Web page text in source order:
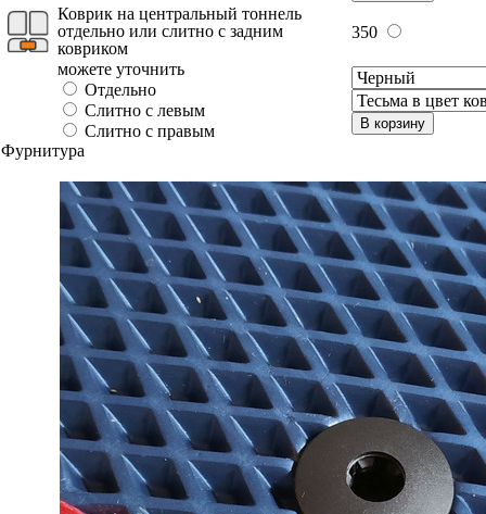
Коврик на центральный тоннель
отдельно или слитно с задним
ковриком
350
можете уточнить
Отдельно
Слитно с левым
Слитно с правым
В корзину
Фурнитура